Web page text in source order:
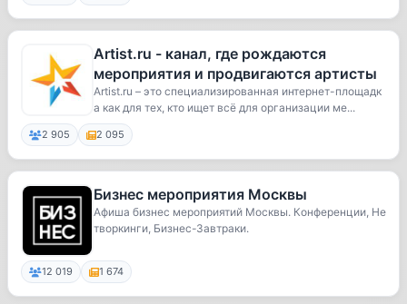
Artist.ru - канал, где рождаются
мероприятия и продвигаются артисты
Artist.ru – это специализированная интернет-площадк
а как для тех, кто ищет всё для организации ме...
2 905 2 095
Бизнес мероприятия Москвы
Афиша бизнес мероприятий Москвы. Конференции, Не
творкинги, Бизнес-Завтраки.
12 019 1 674